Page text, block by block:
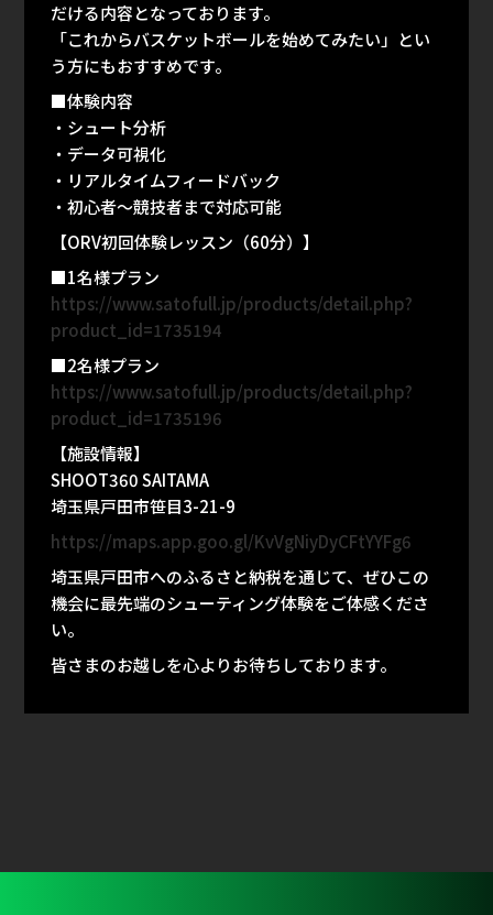
だける内容となっております。
「これからバスケットボールを始めてみたい」とい
う方にもおすすめです。
■体験内容
・シュート分析
・データ可視化
・リアルタイムフィードバック
・初心者〜競技者まで対応可能
【ORV初回体験レッスン（60分）】
■1名様プラン
https://www.satofull.jp/products/detail.php?
product_id=1735194
■2名様プラン
https://www.satofull.jp/products/detail.php?
product_id=1735196
【施設情報】
SHOOT360 SAITAMA
埼玉県戸田市笹目3-21-9
https://maps.app.goo.gl/KvVgNiyDyCFtYYFg6
埼玉県戸田市へのふるさと納税を通じて、ぜひこの
機会に最先端のシューティング体験をご体感くださ
い。
皆さまのお越しを心よりお待ちしております。